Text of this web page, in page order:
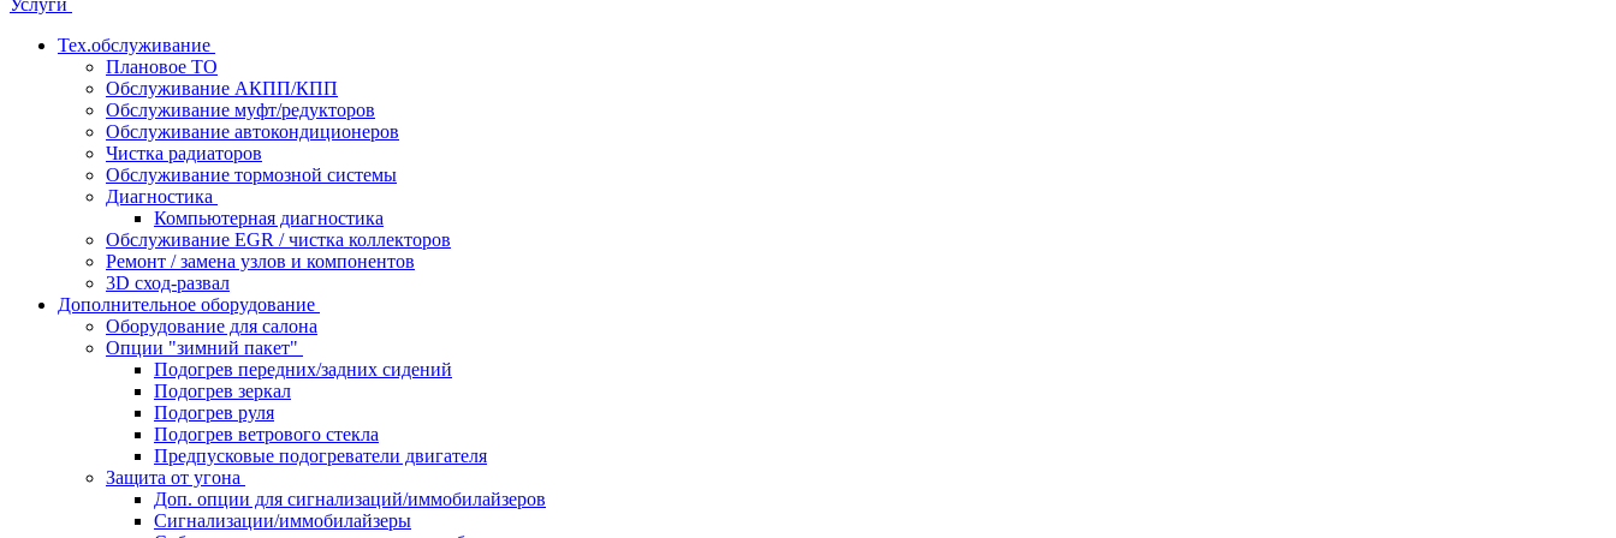
Услуги
Тех.обслуживание
Плановое ТО
Обслуживание АКПП/КПП
Обслуживание муфт/редукторов
Обслуживание автокондиционеров
Чистка радиаторов
Обслуживание тормозной системы
Диагностика
Компьютерная диагностика
Обслуживание EGR / чистка коллекторов
Ремонт / замена узлов и компонентов
3D сход-развал
Дополнительное оборудование
Оборудование для салона
Опции "зимний пакет"
Подогрев передних/задних сидений
Подогрев зеркал
Подогрев руля
Подогрев ветрового стекла
Предпусковые подогреватели двигателя
Защита от угона
Доп. опции для сигнализаций/иммобилайзеров
Сигнализации/иммобилайзеры